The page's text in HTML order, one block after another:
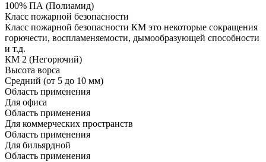
100% ПА (Полиамид)
Класс пожарной безопасности
Класс пожарной безопасности КМ это некоторые сокращения
горючести, воспламеняемости, дымообразующей способности
и т.д.
КМ 2 (Негорючий)
Высота ворса
Средний (от 5 до 10 мм)
Область применения
Для офиса
Область применения
Для коммерческих пространств
Область применения
Для бильярдной
Область применения